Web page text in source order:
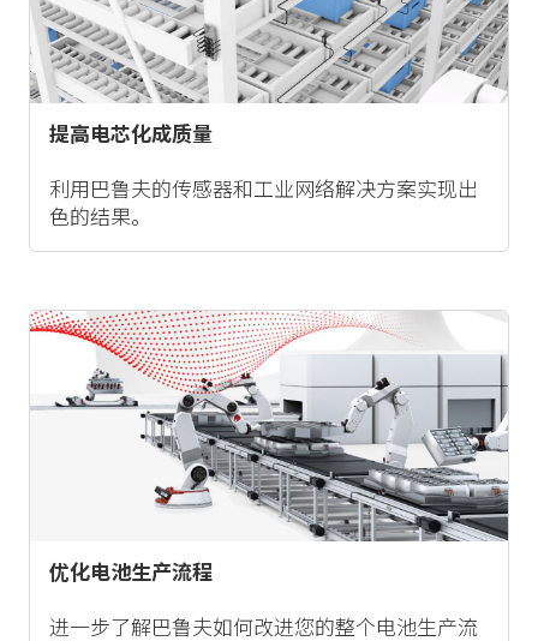
提高电芯化成质量
利用巴鲁夫的传感器和工业网络解决方案实现出
色的结果。
优化电池生产流程
进一步了解巴鲁夫如何改进您的整个电池生产流